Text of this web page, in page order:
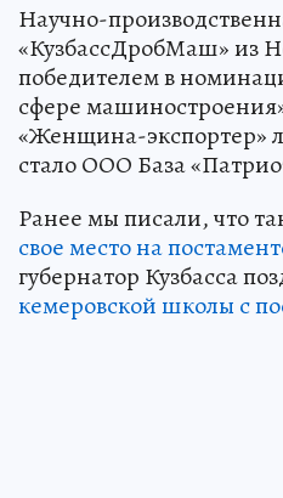
Научно-
«КузбассДробМаш» из
победителем в
сфере
«Женщина-экспортер»
стало ООО База
Ранее мы писали, что
свое место на
губернатор Кузбасса
кемеровской школы с